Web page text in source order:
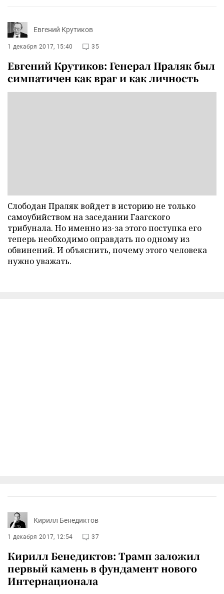
Евгений Крутиков
1 декабря 2017, 15:40 35
Евгений Крутиков: Генерал Праляк был
симпатичен как враг и как личность
Слободан Праляк войдет в историю не только
самоубийством на заседании Гаагского
трибунала. Но именно из-за этого поступка его
теперь необходимо оправдать по одному из
обвинений. И объяснить, почему этого человека
нужно уважать.
Кирилл Бенедиктов
1 декабря 2017, 12:54 37
Кирилл Бенедиктов: Трамп заложил
первый камень в фундамент нового
Интернационала